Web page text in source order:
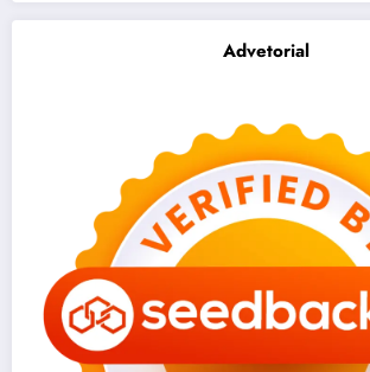
Advetorial